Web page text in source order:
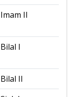
Imam II
Bilal I
Bilal II